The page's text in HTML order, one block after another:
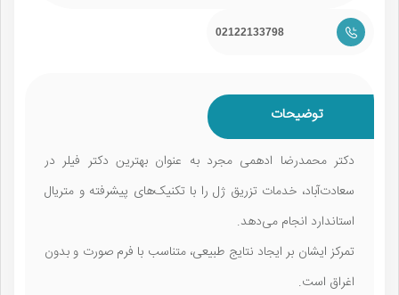
02122133798
توضیحات
دکتر محمدرضا ادهمی مجرد به عنوان بهترین دکتر فیلر در
سعادت‌آباد، خدمات تزریق ژل را با تکنیک‌های پیشرفته و متریال
استاندارد انجام می‌دهد.
تمرکز ایشان بر ایجاد نتایج طبیعی، متناسب با فرم صورت و بدون
اغراق است.